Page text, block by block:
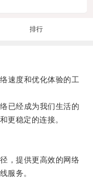
排行
速度和优化体验的工
已经成为我们生活的
更稳定的连接。
，提供更高效的网络
服务。